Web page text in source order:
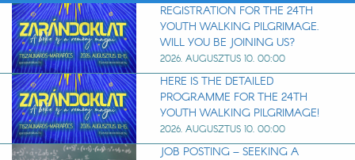
REGISTRATION FOR THE 24TH
YOUTH WALKING PILGRIMAGE.
WILL YOU BE JOINING US?
2026. AUGUSZTUS 10. 00:00
HERE IS THE DETAILED
PROGRAMME FOR THE 24TH
YOUTH WALKING PILGRIMAGE!
2026. AUGUSZTUS 10. 00:00
JOB POSTING – SEEKING A